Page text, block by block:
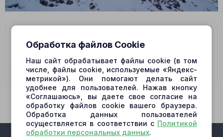
гидронасосы:
9075752 MAIN PUMP,9166356 MAIN PUMP,9169054
MAIN PUMP,HPV145 MAIN PUMP
Обработка файлов Cookie
Наш сайт обрабатывает файлы cookie (в том
числе, файлы cookie, используемые «Яндекс-
метрикой»). Они помогают делать сайт
удобнее для пользователей. Нажав кнопку
«Соглашаюсь», вы даете свое согласие на
обработку файлов cookie вашего браузера.
Обработка данных пользователей
осуществляется в соответствии с Политикой
обработки персональных данных.